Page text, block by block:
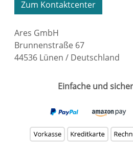
Zum Kontaktcenter
Ares GmbH
Brunnenstraße 67
44536 Lünen / Deutschland
Einfache und